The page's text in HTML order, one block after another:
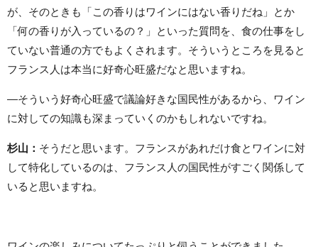
が、そのときも「この香りはワインにはない香りだね」とか
「何の香りが入っているの？」といった質問を、食の仕事をし
ていない普通の方でもよくされます。そういうところを見ると
フランス人は本当に好奇心旺盛だなと思いますね。
—そういう好奇心旺盛で議論好きな国民性があるから、ワイン
に対しての知識も深まっていくのかもしれないですね。
杉山： そうだと思います。フランスがあれだけ食とワインに対
して特化しているのは、フランス人の国民性がすごく関係して
いると思いますね。